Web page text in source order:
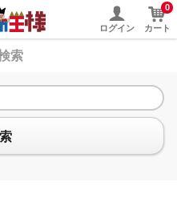
ログイン
0
カート
索